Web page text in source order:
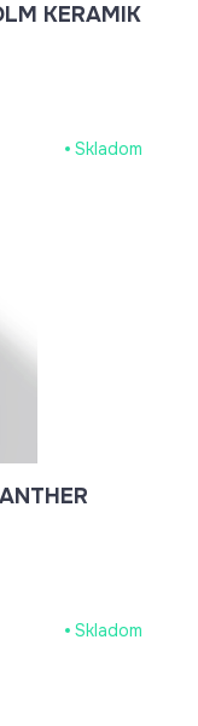
KERAMIK
Skladom
Skladom